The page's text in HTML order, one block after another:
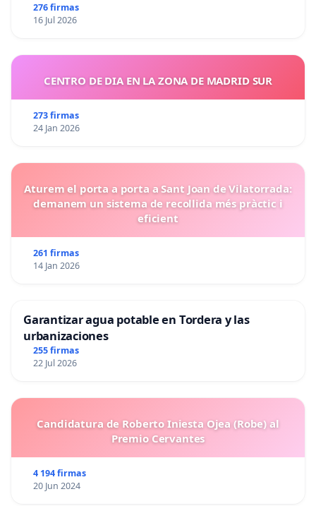
276 firmas
16 Jul 2026
CENTRO DE DIA EN LA ZONA DE MADRID SUR
273 firmas
24 Jan 2026
Aturem el porta a porta a Sant Joan de Vilatorrada:
demanem un sistema de recollida més pràctic i
eficient
261 firmas
14 Jan 2026
Garantizar agua potable en Tordera y las
urbanizaciones
255 firmas
22 Jul 2026
Candidatura de Roberto Iniesta Ojea (Robe) al
Premio Cervantes
4 194 firmas
20 Jun 2024